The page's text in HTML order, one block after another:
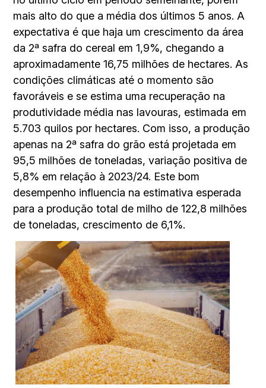
mais alto do que a média dos últimos 5 anos. A
expectativa é que haja um crescimento da área
da 2ª safra do cereal em 1,9%, chegando a
aproximadamente 16,75 milhões de hectares. As
condições climáticas até o momento são
favoráveis e se estima uma recuperação na
produtividade média nas lavouras, estimada em
5.703 quilos por hectares. Com isso, a produção
apenas na 2ª safra do grão está projetada em
95,5 milhões de toneladas, variação positiva de
5,8% em relação à 2023/24. Este bom
desempenho influencia na estimativa esperada
para a produção total de milho de 122,8 milhões
de toneladas, crescimento de 6,1%.